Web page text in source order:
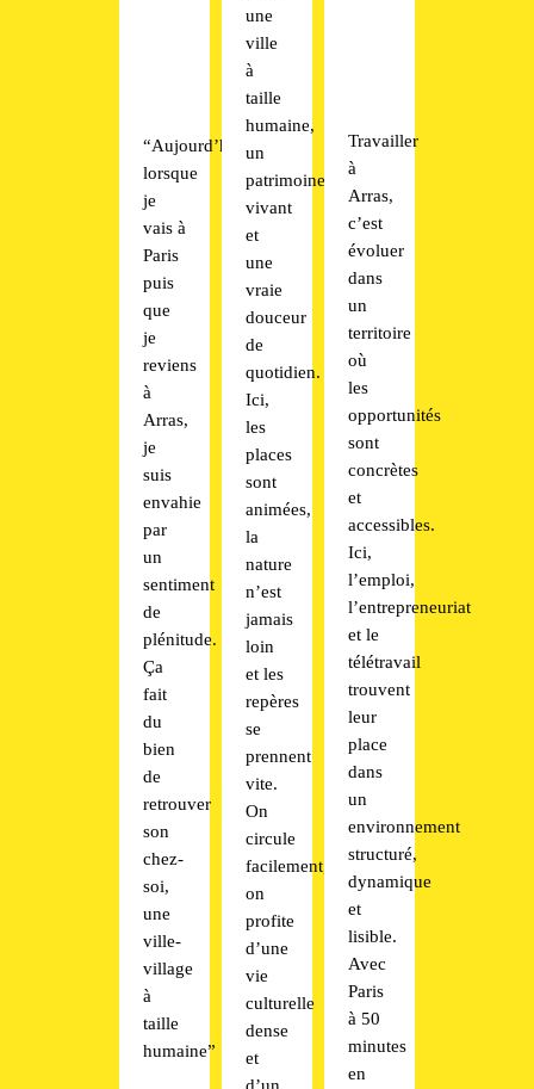
“Aujourd’hui,
lorsque
je
vais à
Paris
puis
que
je
reviens
à
Arras,
je
suis
envahie
par
un
sentiment
de
plénitude.
Ça
fait
du
bien
de
retrouver
son
chez-
soi,
une
ville-
village
à
taille
humaine”
une
ville
à
taille
humaine,
un
patrimoine
vivant
et
une
vraie
douceur
de
quotidien.
Ici,
les
places
sont
animées,
la
nature
n’est
jamais
loin
et les
repères
se
prennent
vite.
On
circule
facilement,
on
profite
d’une
vie
culturelle
dense
et
Travailler
à
Arras,
c’est
évoluer
dans
un
territoire
où
les
opportunités
sont
concrètes
et
accessibles.
Ici,
l’emploi,
l’entrepreneuriat
et le
télétravail
trouvent
leur
place
dans
un
environnement
structuré,
dynamique
et
lisible.
Avec
Paris
à 50
minutes
en